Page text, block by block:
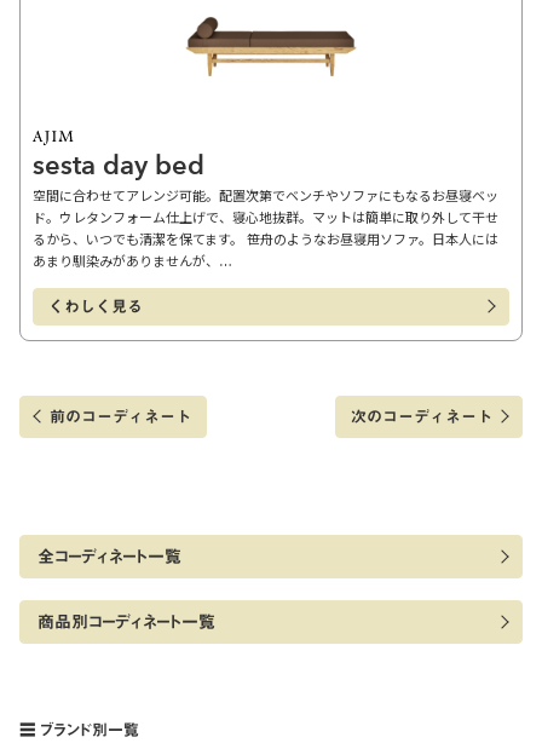
sesta day bed
空間に合わせてアレンジ可能。配置次第でベンチやソファにもなるお昼寝ベッ
ド。ウレタンフォーム仕上げで、寝心地抜群。マットは簡単に取り外して干せ
るから、いつでも清潔を保てます。 笹舟のようなお昼寝用ソファ。日本人には
あまり馴染みがありませんが、…
くわしく見る
前のコーディネート 次のコーディネート
全コーディネート一覧
商品別コーディネート一覧
ブランド別一覧